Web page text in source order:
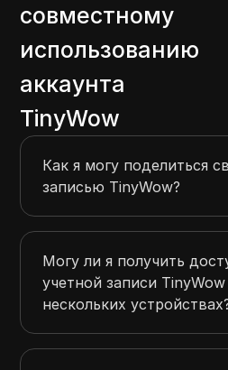
совместному
использованию
аккаунта
TinyWow
Как я могу поделиться
записью TinyWow?
Могу ли я получить
учетной записи TinyWow
нескольких